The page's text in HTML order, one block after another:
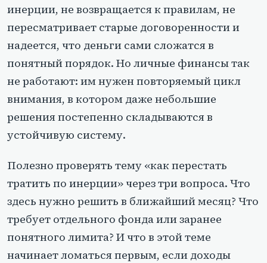
инерции, не возвращается к правилам, не
пересматривает старые договоренности и
надеется, что деньги сами сложатся в
понятный порядок. Но личные финансы так
не работают: им нужен повторяемый цикл
внимания, в котором даже небольшие
решения постепенно складываются в
устойчивую систему.
Полезно проверять тему «как перестать
тратить по инерции» через три вопроса. Что
здесь нужно решить в ближайший месяц? Что
требует отдельного фонда или заранее
понятного лимита? И что в этой теме
начинает ломаться первым, если доходы